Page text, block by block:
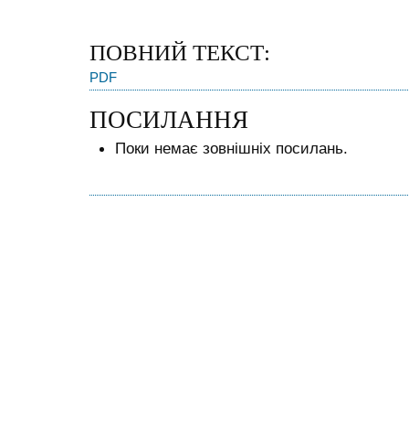
ПОВНИЙ ТЕКСТ:
PDF
ПОСИЛАННЯ
Поки немає зовнішніх посилань.